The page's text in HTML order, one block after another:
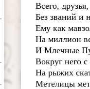
Всего,
Без званий и
Ему как
На миллион
И Млечные
Вокруг него с
На рыжих
Метелицы